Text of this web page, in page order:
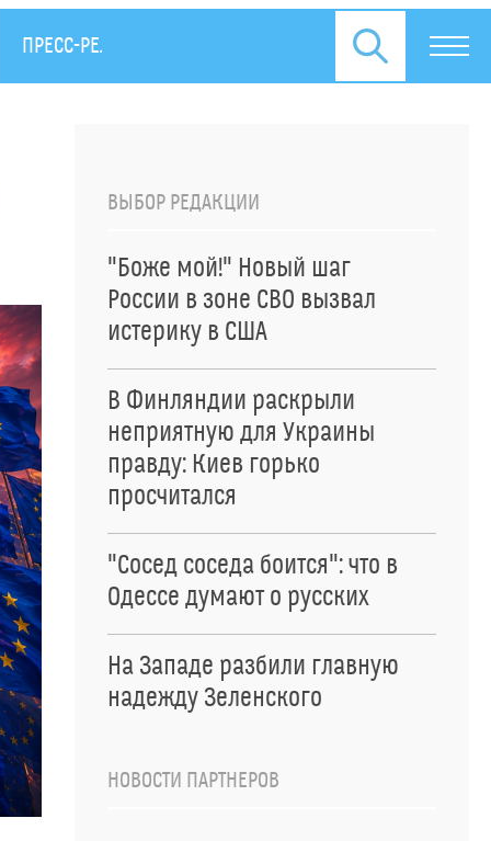
ПРЕСС-РЕЛИЗЫ
ВЫБОР РЕДАКЦИИ
"Боже мой!" Новый шаг
России в зоне СВО вызвал
истерику в США
В Финляндии раскрыли
неприятную для Украины
правду: Киев горько
просчитался
"Сосед соседа боится": что в
Одессе думают о русских
На Западе разбили главную
надежду Зеленского
НОВОСТИ ПАРТНЕРОВ